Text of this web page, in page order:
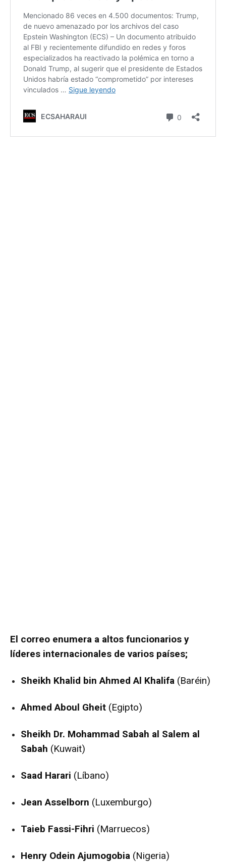
El correo enumera a altos funcionarios y
líderes internacionales de varios países;
Sheikh Khalid bin Ahmed Al Khalifa (Baréin)
Ahmed Aboul Gheit (Egipto)
Sheikh Dr. Mohammad Sabah al Salem al
Sabah (Kuwait)
Saad Harari (Líbano)
Jean Asselborn (Luxemburgo)
Taieb Fassi-Fihri (Marruecos)
Henry Odein Ajumogobia (Nigeria)